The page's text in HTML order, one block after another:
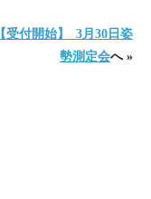
【受付開始】_3月30日姿
勢測定会へ »